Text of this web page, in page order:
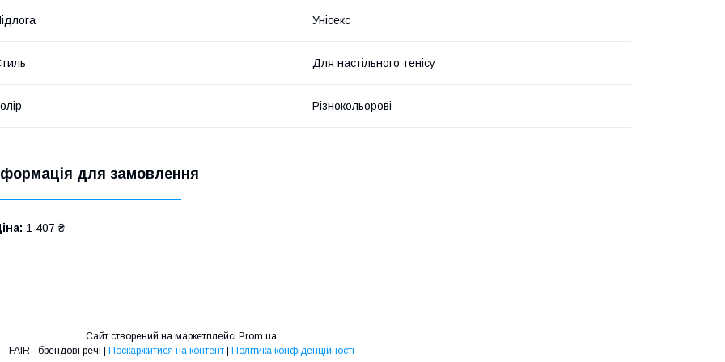
Унісекс
Для настільного тенісу
Різнокольорові
для замовлення
1 407 ₴
Сайт створений на маркетплейсі Prom.ua
Поскаржитися на контент Політика конфіденційності